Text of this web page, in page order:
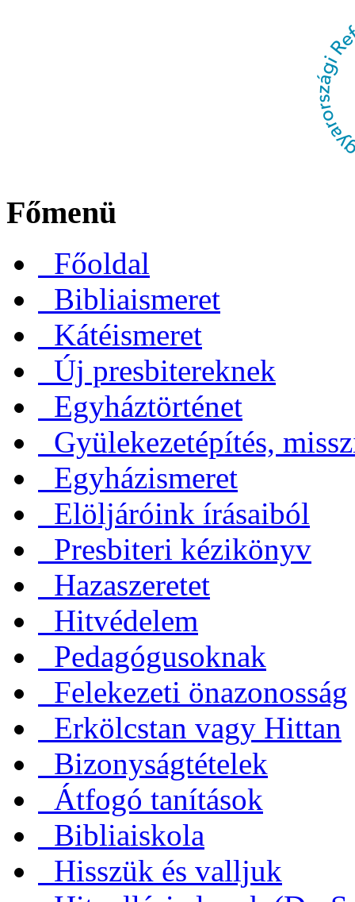
Főmenü
Főoldal
Bibliaismeret
Kátéismeret
Új presbitereknek
Egyháztörténet
Gyülekezetépítés,
Egyházismeret
Elöljáróink írásaiból
Presbiteri kézikönyv
Hazaszeretet
Hitvédelem
Pedagógusoknak
Felekezeti önazonosság
Erkölcstan vagy Hittan
Bizonyságtételek
Átfogó tanítások
Bibliaiskola
Hisszük és valljuk